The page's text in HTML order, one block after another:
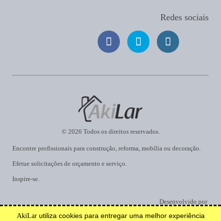
coberturas. Rufos tem como função evitar infiltrações nas
edificações e muros.
Carpinteiros
Casas Pré-fabricadas
É um processo de construção em que as seções de módulos são
montados em um local remoto e, em seguida, transportados para o
Redes sociais
Encontre profissionais para construção, reforma, mobília ou decoração.
Efetue solicitações de orçamento e serviço.
Inspire-se.
© 2026 Todos os direitos reservados.
Desenvolvido por
AkiLarutiliza cookies para entregar uma melhor experiência